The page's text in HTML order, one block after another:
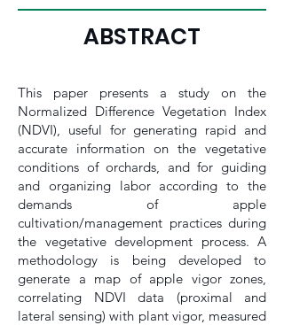
ABSTRACT
This paper presents a study on the
Normalized Difference Vegetation Index
(NDVI), useful for generating rapid and
accurate information on the vegetative
conditions of orchards, and for guiding
and organizing labor according to the
demands of apple
cultivation/management practices during
the vegetative development process. A
methodology is being developed to
generate a map of apple vigor zones,
correlating NDVI data (proximal and
lateral sensing) with plant vigor, measured